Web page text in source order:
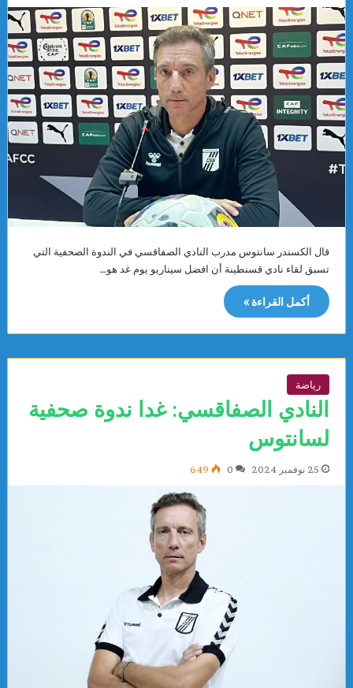
قال الكسندر سانتوس مدرب النادي الصفاقسي في الندوة الصحفية التي
تسبق لقاء نادي قسنطينة أن افضل سيناريو يوم غد هو…
أكمل القراءة »
رياضة
النادي الصفاقسي: غدا ندوة صحفية
لسانتوس
25 نوفمبر 2024 0
649